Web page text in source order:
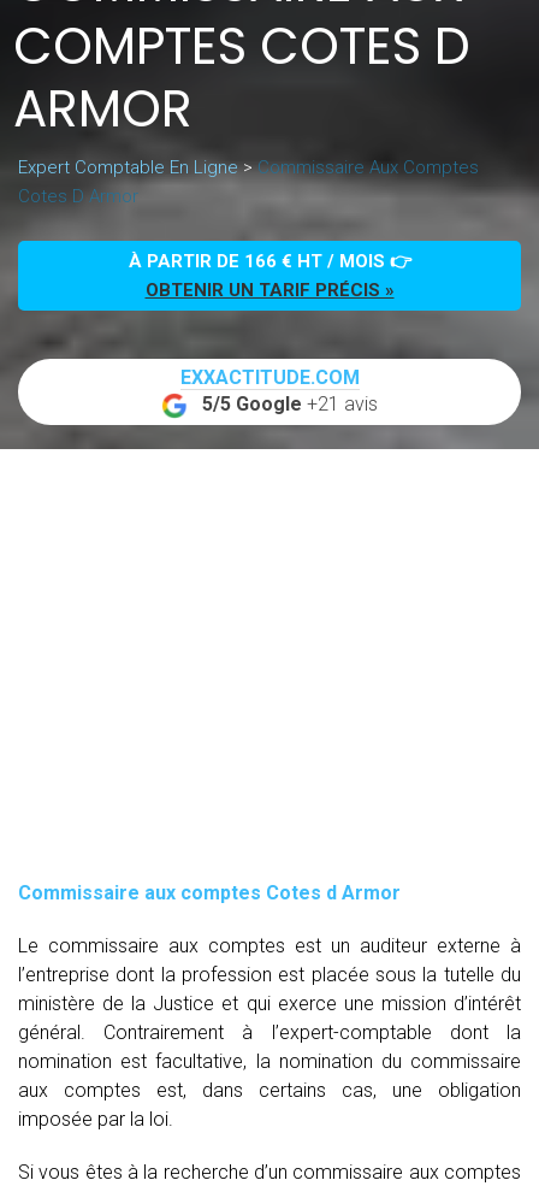
COMPTES COTES D
ARMOR
Expert Comptable En Ligne>Commissaire Aux Comptes
Cotes D Armor
À PARTIR DE 166 € HT / MOIS 👉
OBTENIR UN TARIF PRÉCIS »
EXXACTITUDE.COM
5/5 Google +21 avis
Commissaire aux comptes Cotes d Armor
Le commissaire aux comptes est un auditeur externe à
l’entreprise dont la profession est placée sous la tutelle du
ministère de la Justice et qui exerce une mission d’intérêt
général. Contrairement à l’expert-comptable dont la
nomination est facultative, la nomination du commissaire
aux comptes est, dans certains cas, une obligation
imposée par la loi.
Si vous êtes à la recherche d’un commissaire aux comptes